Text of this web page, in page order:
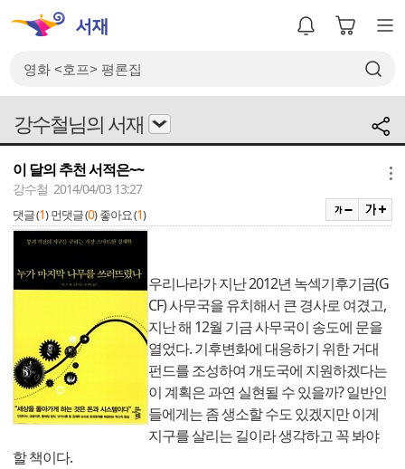
강수철님의 서재
이 달의 추천 서적은~~
강수철 2014/04/03 13:27
댓글 (1) 먼댓글 (0) 좋아요 (1)
우리나라가 지난 2012년 녹섹기후기금(G
CF) 사무국을 유치해서 큰 경사로 여겼고,
지난 해 12월 기금 사무국이 송도에 문을
열었다. 기후변화에 대응하기 위한 거대
펀드를 조성하여 개도국에 지원하겠다는
이 계획은 과연 실현될 수 있을까? 일반인
들에게는 좀 생소할 수도 있겠지만 이게
지구를 살리는 길이라 생각하고 꼭 봐야
할 책이다.